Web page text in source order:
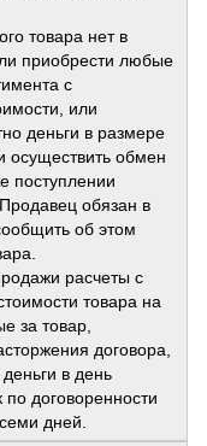
товара нет в
приобрести любые
с
или
деньги в размере
осуществить обмен
поступлении
обязан в
об этом
расчеты с
товара на
за товар,
договора,
в день
по договоренности
дней.